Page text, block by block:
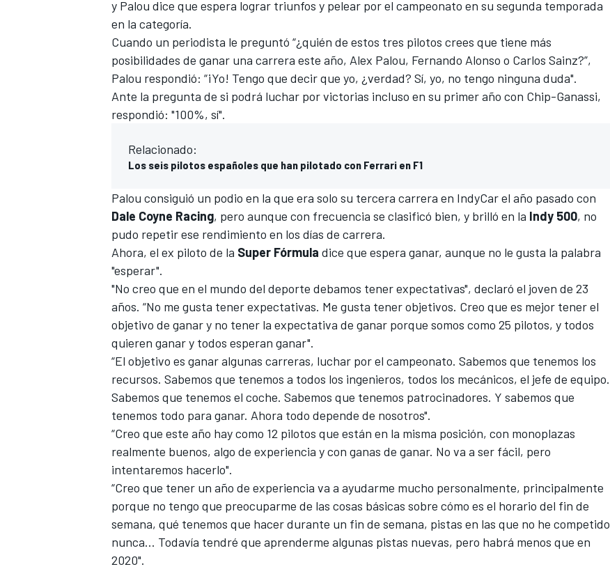
MÁS CATEGORÍAS
y Palou dice que espera lograr triunfos y pelear por el campeonato en su segunda temporada
en la categoría.
Cuando un periodista le preguntó “¿quién de estos tres pilotos crees que tiene más
posibilidades de ganar una carrera este año, Alex Palou, Fernando Alonso o Carlos Sainz?”,
Palou respondió: “¡Yo! Tengo que decir que yo, ¿verdad? Sí, yo, no tengo ninguna duda".
Ante la pregunta de si podrá luchar por victorias incluso en su primer año con Chip-Ganassi,
respondió: "100%, sí".
Relacionado:
Los seis pilotos españoles que han pilotado con Ferrari en F1
Palou consiguió un podio en la que era solo su tercera carrera en IndyCarel año pasado con
Dale Coyne Racing, pero aunque con frecuencia se clasificó bien, y brilló en la Indy 500, no
pudo repetir ese rendimiento en los días de carrera.
Ahora, el ex piloto de la Super Fórmula dice que espera ganar, aunque no le gusta la palabra
"esperar".
"No creo que en el mundo del deporte debamos tener expectativas", declaró el joven de 23
años. “No me gusta tener expectativas. Me gusta tener objetivos. Creo que es mejor tener el
objetivo de ganar y no tener la expectativa de ganar porque somos como 25 pilotos, y todos
quieren ganar y todos esperan ganar".
“El objetivo es ganar algunas carreras, luchar por el campeonato. Sabemos que tenemos los
recursos. Sabemos que tenemos a todos los ingenieros, todos los mecánicos, el jefe de equipo.
Sabemos que tenemos el coche. Sabemos que tenemos patrocinadores. Y sabemos que
tenemos todo para ganar. Ahora todo depende de nosotros".
“Creo que este año hay como 12 pilotos que están en la misma posición, con monoplazas
realmente buenos, algo de experiencia y con ganas de ganar. No va a ser fácil, pero
intentaremos hacerlo".
“Creo que tener un año de experiencia va a ayudarme mucho personalmente, principalmente
porque no tengo que preocuparme de las cosas básicas sobre cómo es el horario del fin de
semana, qué tenemos que hacer durante un fin de semana, pistas en las que no he competido
nunca... Todavía tendré que aprenderme algunas pistas nuevas, pero habrá menos que en
2020".